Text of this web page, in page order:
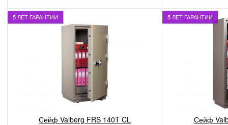
5 ЛЕТ ГАРАНТИИ
Сейф Valberg FRS 140T CL
5 ЛЕТ ГАРАНТИИ
Сейф